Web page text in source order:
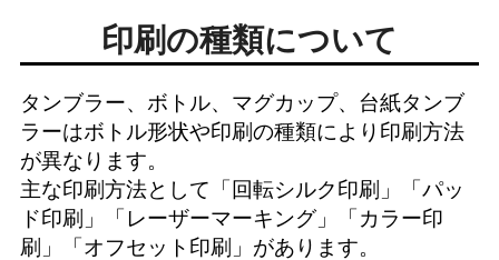
印刷の種類について
タンブラー、ボトル、マグカップ、台紙タンブ
ラーはボトル形状や印刷の種類により印刷方法
が異なります。
主な印刷方法として「回転シルク印刷 」「パッ
ド印刷 」「 レーザーマーキング」「カラー印
刷 」「オフセット印刷 」があります。